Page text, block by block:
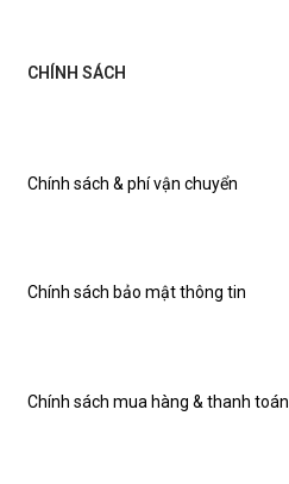
CHÍNH SÁCH
Chính sách bảo mật thông tin
Chính sách mua hàng & thanh toán
Chính sách & phí vận chuyển